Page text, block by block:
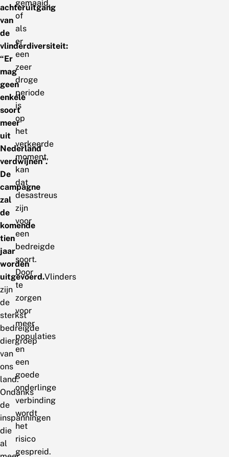
achteruitgang
van
de
vlinderdiversiteit:
“Er
mag
geen
enkele
soort
meer
uit
Nederland
verdwijnen”.
De
campagne
zal
de
komende
tien
jaar
worden
uitgevoerd.Vlinders
zijn
de
sterkst
bedreigde
diergroep
van
ons
land.
Ondanks
de
inspanningen
die
al
gemaaid,
of
als
er
een
zeer
droge
periode
is
op
het
verkeerde
moment,
kan
dat
desastreus
zijn
voor
een
bedreigde
soort.
Door
te
zorgen
voor
meer
populaties
en
een
goede
onderlinge
verbinding
wordt
het
risico
gespreid.